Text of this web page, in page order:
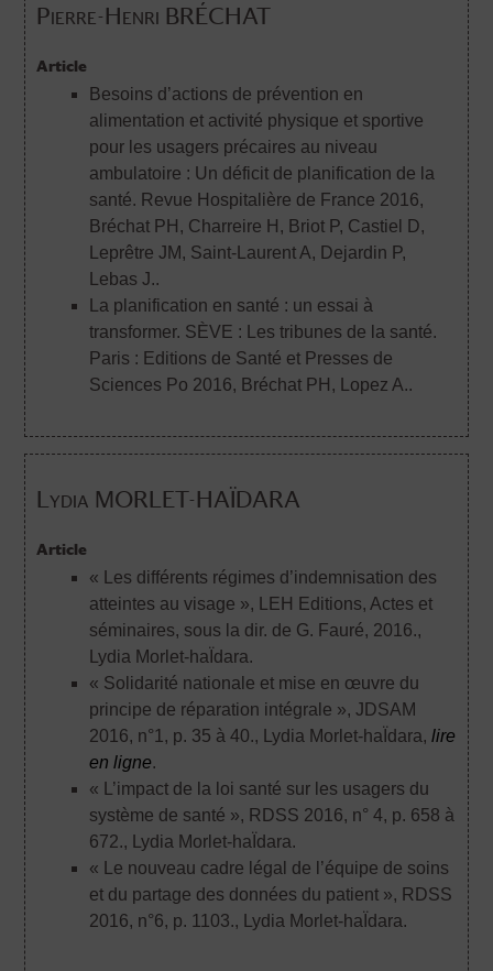
Pierre-Henri BRÉCHAT
Article
Besoins d’actions de prévention en
alimentation et activité physique et sportive
pour les usagers précaires au niveau
ambulatoire : Un déficit de planification de la
santé. Revue Hospitalière de France 2016,
Bréchat PH, Charreire H, Briot P, Castiel D,
Leprêtre JM, Saint-Laurent A, Dejardin P,
Lebas J..
La planification en santé : un essai à
transformer. SÈVE : Les tribunes de la santé.
Paris : Editions de Santé et Presses de
Sciences Po 2016, Bréchat PH, Lopez A..
Lydia MORLET-HAÏDARA
Article
« Les différents régimes d’indemnisation des
atteintes au visage », LEH Editions, Actes et
séminaires, sous la dir. de G. Fauré, 2016.,
Lydia Morlet-haÏdara.
« Solidarité nationale et mise en œuvre du
principe de réparation intégrale », JDSAM
2016, n°1, p. 35 à 40., Lydia Morlet-haÏdara,lire
en ligne.
« L’impact de la loi santé sur les usagers du
système de santé », RDSS 2016, n° 4, p. 658 à
672., Lydia Morlet-haÏdara.
« Le nouveau cadre légal de l’équipe de soins
et du partage des données du patient », RDSS
2016, n°6, p. 1103., Lydia Morlet-haÏdara.